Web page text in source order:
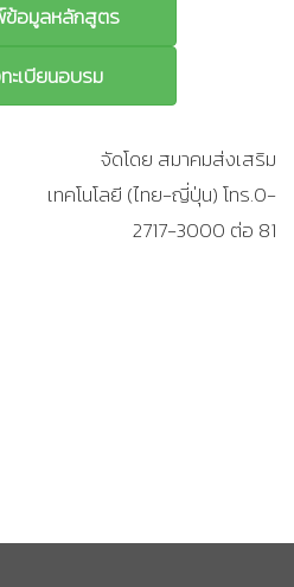
อมูลหลักสูตร
ะเบียนอบรม
จัดโดย สมาคมส่งเสริม
เทคโนโลยี (ไทย-ญี่ปุ่น) โทร.0-
2717-3000 ต่อ 81